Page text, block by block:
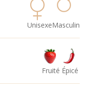
UnisexeMasculin
Fruité Épicé